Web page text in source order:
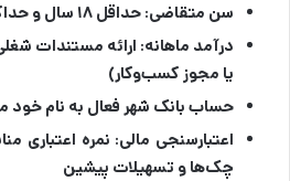
سن متقاضی: حداقل ۱۸ سال و حداکثر ۷۰ سال
درآمد ماهانه: ارائه مستندات
یا مجوز کسب‌وکار)
حساب بانک شهر فعال به نام خود
اعتبارسنجی مالی: نمره اعتباری
چک‌ها و تسهیلات پیشین